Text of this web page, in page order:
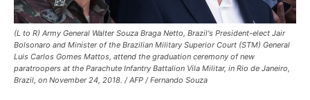
(L to R) Army General Walter Souza Braga Netto, Brazil's President-elect Jair
Bolsonaro and Minister of the Brazilian Military Superior Court (STM) General
Luis Carlos Gomes Mattos, attend the graduation ceremony of new
paratroopers at the Parachute Infantry Battalion Vila Militar, in Rio de Janeiro,
Brazil, on November 24, 2018. / AFP / Fernando Souza